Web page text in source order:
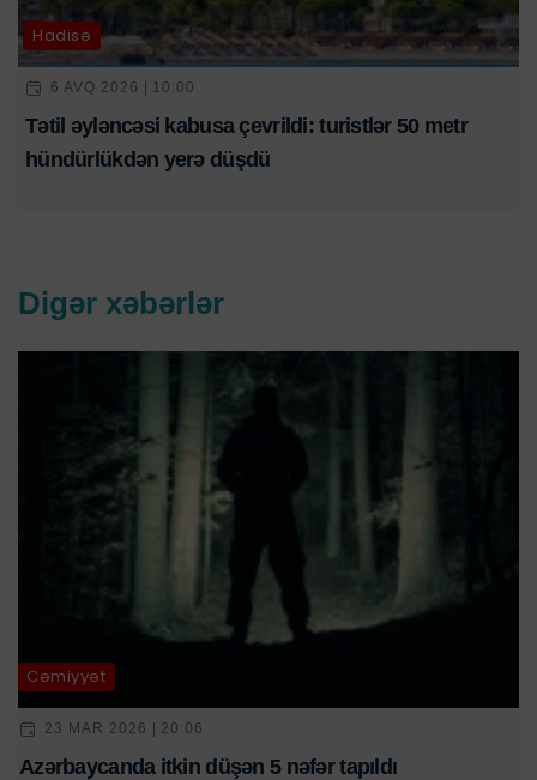
Hadisə
6 AVQ 2026 | 10:00
Tətil əyləncəsi kabusa çevrildi: turistlər 50 metr
hündürlükdən yerə düşdü
Digər xəbərlər
Cəmiyyət
23 MAR 2026 | 20:06
Azərbaycanda itkin düşən 5 nəfər tapıldı